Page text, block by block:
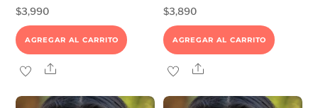
$3,990
AGREGAR AL CARRITO
Share
$3,890
AGREGAR AL CARRITO
Share